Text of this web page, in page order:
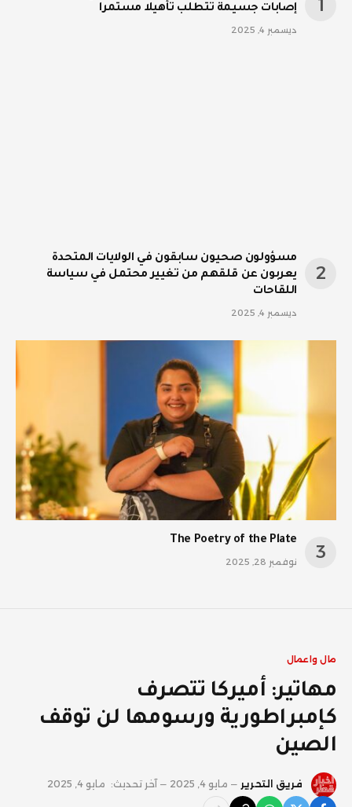
إصابات جسيمة تتطلب تأهيلا مستمرا
ديسمبر 4, 2025
مسؤولون صحيون سابقون في الولايات المتحدة
يعربون عن قلقهم من تغيير محتمل في سياسة
اللقاحات
ديسمبر 4, 2025
The Poetry of the Plate
نوفمبر 28, 2025
مال واعمال
مهاتير: أميركا تتصرف
كإمبراطورية ورسومها لن توقف
الصين
فريق التحرير مايو 4, 2025 آخر تحديث: مايو 4, 2025